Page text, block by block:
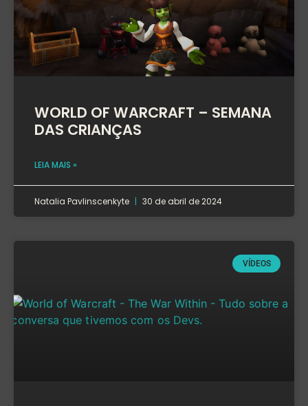
WORLD OF WARCRAFT – SEMANA
DAS CRIANÇAS
LEIA MAIS »
Natalia Pavlinscenkyte 30 de abril de 2024
VÍDEOS